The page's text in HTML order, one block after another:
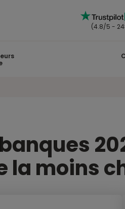
(4.8/5 -
la moins